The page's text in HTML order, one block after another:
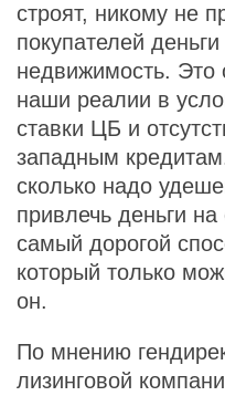
строят, никому не
покупателей
недвижимость. Это
наши реалии в
ставки ЦБ и
западным
сколько надо
привлечь деньги
самый дорогой
который только
он.
По мнению
лизинговой